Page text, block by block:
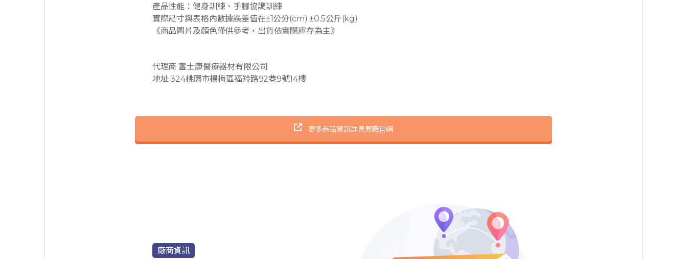
產品性能：健身訓練、手腳協調訓練
實際尺寸與表格內數據誤差值在±1公分(cm) ±0.5公斤(kg)
《商品圖片及顏色僅供參考，出貨依實際庫存為主》
代理商 富士康醫療器材有限公司
地址 324桃園市楊梅區福羚路92巷9號14樓
更多商品資訊詳見原廠官網
廠商資訊